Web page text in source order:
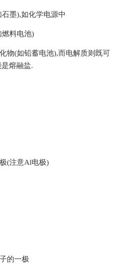
墨),如化学电源中
料电池)
(如铅蓄电池),而电解质则既可
熔融盐.
(注意Al电极)
的一极